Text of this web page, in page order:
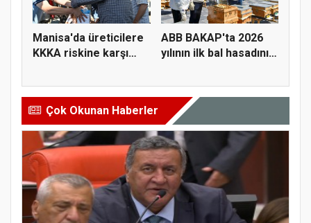
Manisa'da üreticilere
KKKA riskine karşı
ABB BAKAP'ta 2026
yılının ilk bal hasadını
Çok Okunan Haberler